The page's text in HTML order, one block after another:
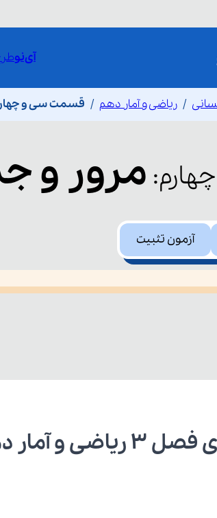
آی‌نو
ریاضی و آمار دهم قسمت سی و
: مرور و
آزمون تثبیت
رشته انسانی